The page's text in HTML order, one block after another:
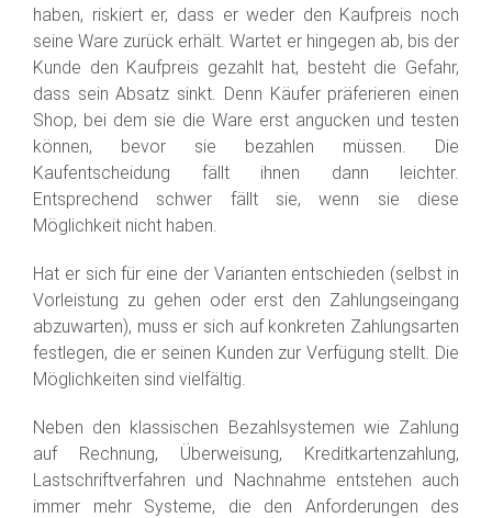
haben, riskiert er, dass er weder den Kaufpreis noch
seine Ware zurück erhält. Wartet er hingegen ab, bis der
Kunde den Kaufpreis gezahlt hat, besteht die Gefahr,
dass sein Absatz sinkt. Denn Käufer präferieren einen
Shop, bei dem sie die Ware erst angucken und testen
können, bevor sie bezahlen müssen. Die
Kaufentscheidung fällt ihnen dann leichter.
Entsprechend schwer fällt sie, wenn sie diese
Möglichkeit nicht haben.
Hat er sich für eine der Varianten entschieden (selbst in
Vorleistung zu gehen oder erst den Zahlungseingang
abzuwarten), muss er sich auf konkreten Zahlungsarten
festlegen, die er seinen Kunden zur Verfügung stellt. Die
Möglichkeiten sind vielfältig.
Neben den klassischen Bezahlsystemen wie Zahlung
auf Rechnung, Überweisung, Kreditkartenzahlung,
Lastschriftverfahren und Nachnahme entstehen auch
immer mehr Systeme, die den Anforderungen des